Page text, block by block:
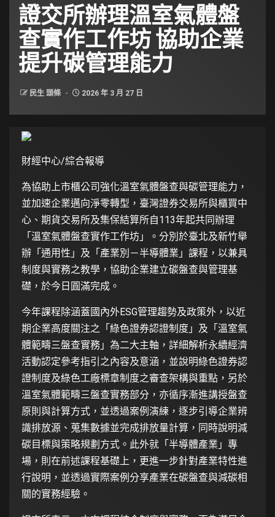
證交所辦理溫室氣體盤
查實作工作坊 協助企業
提升碳管理能力
民生 頭條 2026 年 3 月 27 日
財經中心/綜合報導
為協助上市櫃公司強化溫室氣體盤查與碳管理能力，
並加速企業邁向淨零轉型，臺灣證券交易所與櫃買中
心、期貨交易所及集保結算所自113年起共同辦理
「溫室氣體盤查實作工作坊」。分別於臺北及新竹舉
辦「通用性」及「產業別－半導體業」課程，以兼具
制度與實務之教學，協助企業建立碳盤查與管理基
礎，於今日圓滿完成。
今年課程除涵蓋國內外ESG管理趨勢及政策外，以近
期企業高度關注之「綠色證券認證制度」及「溫室氣
體範疇三盤查實務」為二大主軸，詳細解析永續經濟
活動認定參考指引之內容及意涵，並說明綠色證券認
證制度及綠色工廠標章制度之審查架構與重點，另於
溫室氣體範疇三盤查實務部分，亦循序漸進講授盤查
原則與計算方式，並透過案例演練，逐步引導企業辨
識排放源、蒐集數據並完成排放量計算，同時說明減
碳目標與策略規劃方式。此外就「半導體產業」專
場，則在前述課程基礎上，更進一步針對產業特性進
行說明，並透過實際案例分享產業在碳盤查與減碳相
關的實務經驗。